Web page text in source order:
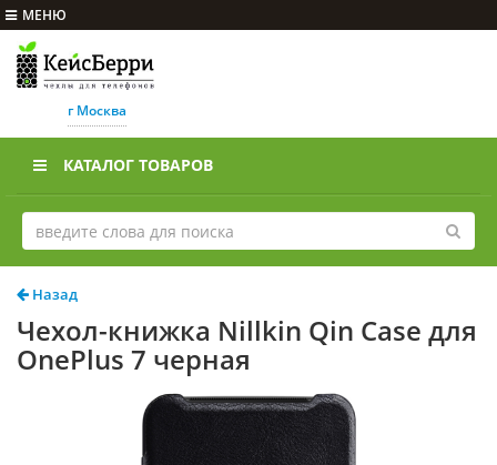
МЕНЮ
г Москва
КАТАЛОГ ТОВАРОВ
Назад
Чехол-книжка Nillkin Qin Case для
OnePlus 7 черная